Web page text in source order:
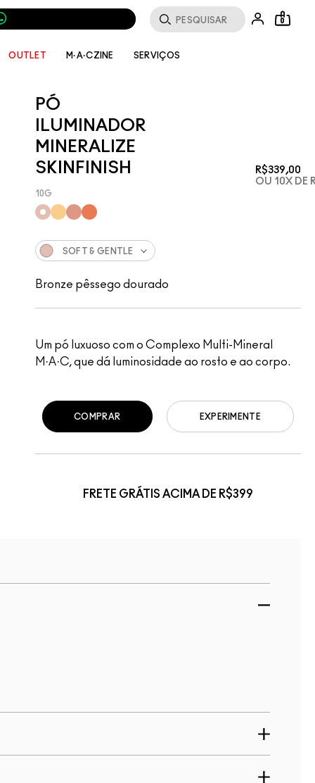
0
OUTLET M·A·CZINE SERVIÇOS
PÓ
ILUMINADOR
MINERALIZE
SKINFINISH
R$339,00
OU 10X DE
10G
Um pó luxuoso com o Complexo Multi-Mineral
M·A·C, que dá luminosidade ao rosto e ao corpo.
SOFT & GENTLE
Bronze pêssego dourado
EXPERIMENTE
COMPRAR
FRETE GRÁTIS ACIMA DE R$399